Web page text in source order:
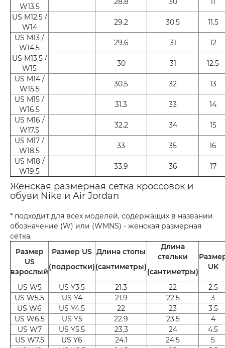
W13.5
US M12.5 /
W14
29.2 30.5
11.5
US M13 /
W14.5
29.6 31
12
US M13.5 /
W15
30 31
12.5
US M14 /
W15.5
30.5 32
13
US M15 /
W16.5
31.3 33
14
US M16 /
W17.5
32.2 34
15
US M17 /
W18.5
33 35
16
US M18 /
W19.5
33.9 36 17
Женская размерная сетка кроссовок и
обуви Nike и Air Jordan
* подходит для всех моделей, содержащих в названии
обозначение (W) или (WMNS) - женская размерная
сетка.
Размер
US
взрослый
Размер US
(подростки)
Длина стопы
(сантиметры)
Длина
стельки
(сантиметры)
UK
US W5 US Y3.5 21.3 22
2.5
US W5.5
US Y4 21.9 22.5
3
US W6
US Y4.5 22 23
3.5
US W6.5
US Y5 22.9 23.5
4
US W7
US Y5.5 23.3 24
4.5
US W7.5
US Y6 24.1 24.5
5